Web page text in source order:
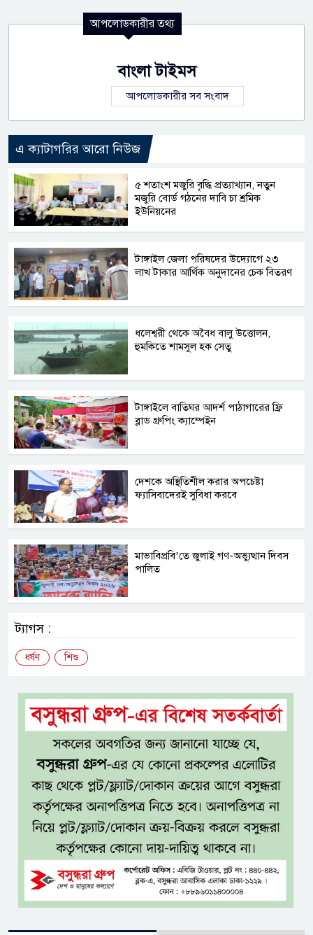
আপলোডকারীর তথ্য
বাংলা টাইমস
আপলোডকারীর সব সংবাদ
এ ক্যাটাগরির আরো নিউজ
৫ শতাংশ মজুরি বৃদ্ধি প্রত্যাখ্যান, নতুন
মজুরি বোর্ড গঠনের দাবি চা শ্রমিক
ইউনিয়নের
টাঙ্গাইল জেলা পরিষদের উদ্যোগে ২৩
লাখ টাকার আর্থিক অনুদানের চেক বিতরণ
ধলেশ্বরী থেকে অবৈধ বালু উত্তোলন,
হুমকিতে শামসুল হক সেতু
টাঙ্গাইলে বাতিঘর আদর্শ পাঠাগারের ফ্রি
ব্লাড গ্রুপিং ক্যাম্পেইন
দেশকে অস্থিতিশীল করার অপচেষ্টা
ফ্যাসিবাদেরই সুবিধা করবে
মাভাবিপ্রবি’তে জুলাই গণ-অভ্যুত্থান দিবস
পালিত
ট্যাগস :
ধর্ষণ শিশু